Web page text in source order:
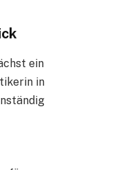
ein
in